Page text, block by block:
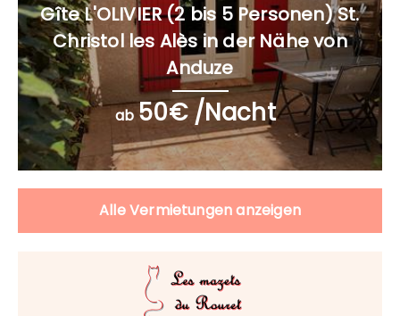
Gîte L'OLIVIER (2 bis 5 Personen) St.
Christol les Alès in der Nähe von
Anduze
ab 50€ /Nacht
Alle Vermietungen anzeigen